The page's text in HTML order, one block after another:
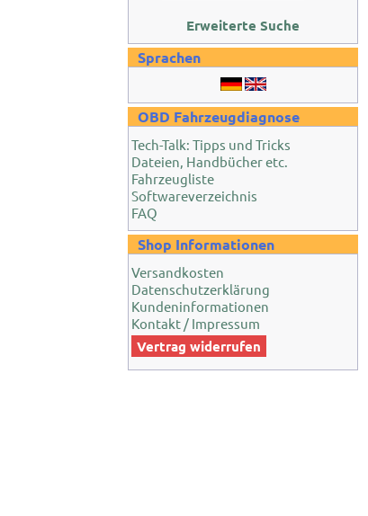
Erweiterte Suche
Sprachen
OBD Fahrzeugdiagnose
Tech-Talk: Tipps und Tricks
Dateien, Handbücher etc.
Fahrzeugliste
Softwareverzeichnis
FAQ
Shop Informationen
Versandkosten
Datenschutzerklärung
Kundeninformationen
Kontakt / Impressum
Vertrag widerrufen